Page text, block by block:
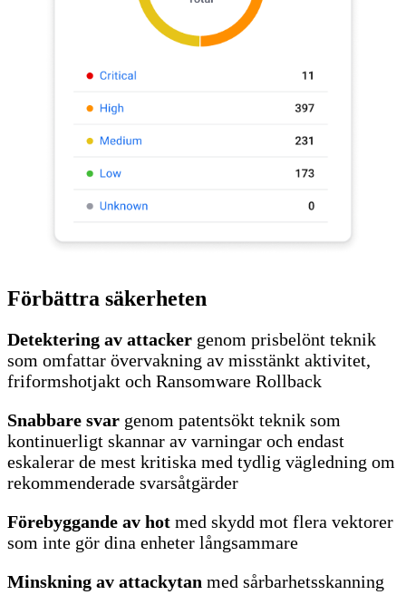
Förbättra säkerheten
Detektering av attacker genom prisbelönt teknik
som omfattar övervakning av misstänkt aktivitet,
friformshotjakt och Ransomware Rollback
Snabbare svar genom patentsökt teknik som
kontinuerligt skannar av varningar och endast
eskalerar de mest kritiska med tydlig vägledning om
rekommenderade svarsåtgärder
Förebyggande av hot med skydd mot flera vektorer
som inte gör dina enheter långsammare
Minskning av attackytan med sårbarhetsskanning